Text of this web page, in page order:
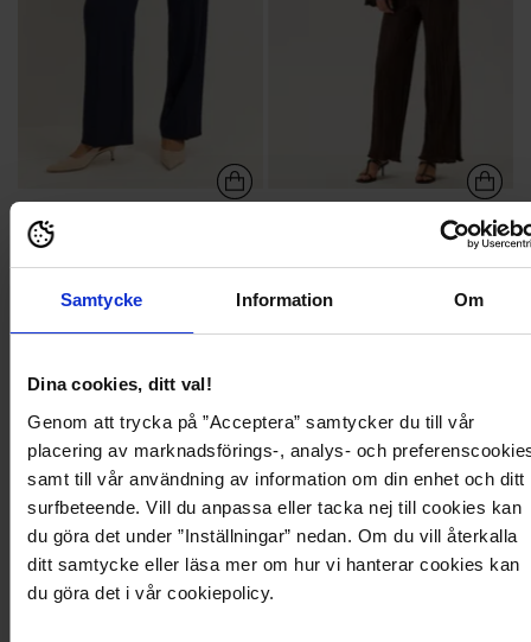
Samtycke Information Om
Dina cookies, ditt val!
Genom att trycka på ”Acceptera” samtycker du till vår
placering av marknadsförings-, analys- och
samt till vår användning av information om din enhet och ditt
surfbeteende. Vill du anpassa eller tacka nej till cookies kan
du göra det under ”Inställningar” nedan. Om du vill återkalla
ditt samtycke eller läsa mer om hur vi hanterar cookies kan
du göra det i vår cookiepolicy.
549,95 kr
Straight Leg Trousers
Recycled polyester
Pleated Frill Trousers